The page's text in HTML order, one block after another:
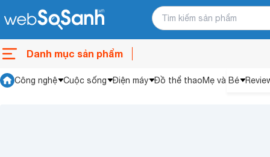
Danh mục sản phẩm
Công nghệ Cuộc sống Điện máy Đồ thể thaoMẹ và Bé